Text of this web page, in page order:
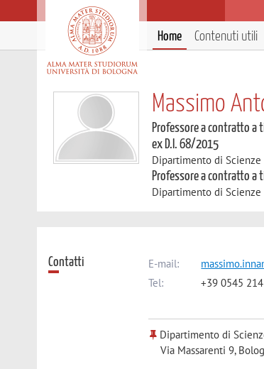
Home Contenuti utili
Massimo
Professore a contratto
ex D.I. 68/2015
Dipartimento di
Professore a contratto
Dipartimento di
Contatti E-mail:
Tel:
+39 0545
Dipartimento di
Via Massarenti 9,